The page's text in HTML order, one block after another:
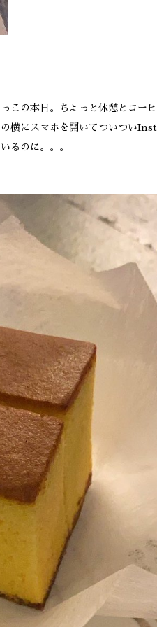
この本日。ちょっと休憩とコー
横にスマホを開いてついつい
るのに。。。